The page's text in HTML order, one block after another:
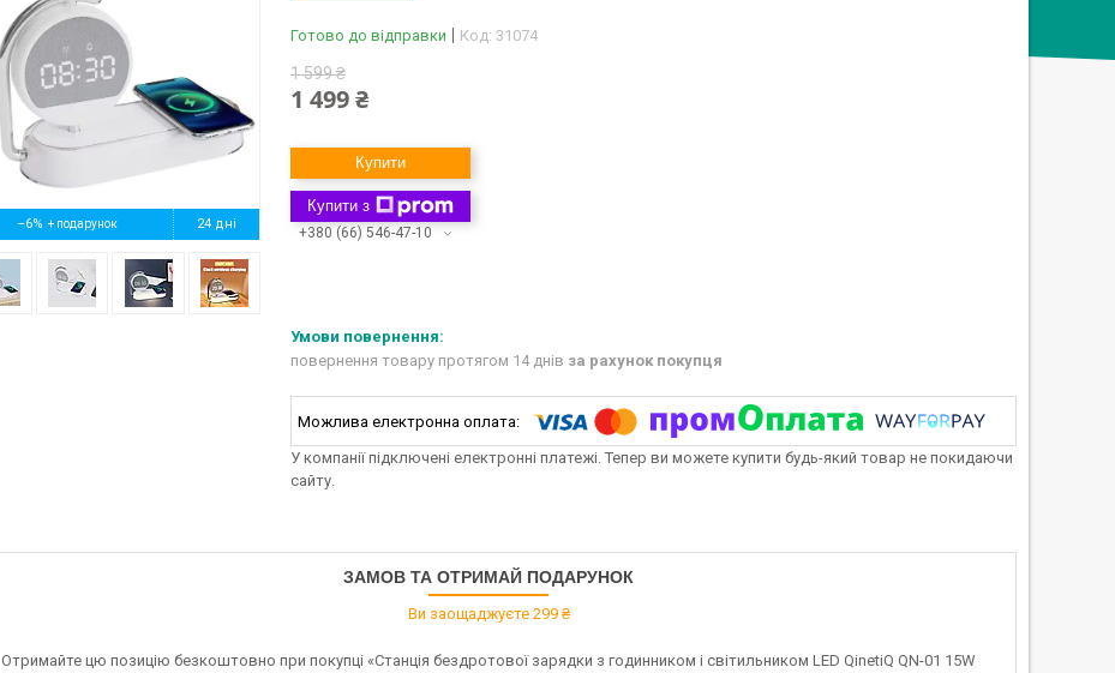
–6% 24 дні
Готово до відправки Код: 31074
1 599 ₴
1 499 ₴
Купити
Купити з
+380 (66) 546-47-10
повернення товару протягом 14 днів за рахунок покупця
У компанії підключені електронні платежі. Тепер ви можете купити будь-який товар не покидаючи
сайту.
ЗАМОВ ТА ОТРИМАЙ ПОДАРУНОК
Ви заощаджуєте 299 ₴
Отримайте цю позицію безкоштовно при покупці «Станція бездротової зарядки з годинником і світильником LED QinetiQ QN-01 15W